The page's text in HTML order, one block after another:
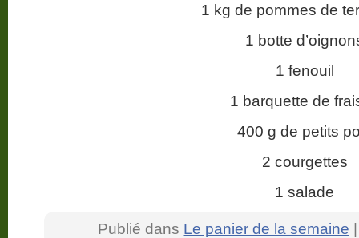
1 kg de pommes de
1 botte
1 fenouil
1 barquette de
400 g de petits
2 courgettes
1 salade
Publié dans Le panier de la semaine